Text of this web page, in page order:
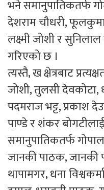
भने समानुपातिकतर्फ
देशराम चौधरी,
लक्ष्मी जोशी र
गरिएको छ ।
त्यस्तै, ख क्षेत्रबाट
जोशी, तुलसी देवकोटा,
पदमराज भट्ट, प्रकाश
पाण्डे र शंकर
समानुपातिकतर्फ
जानकी पाठक, जानकी
थापामगर, धना